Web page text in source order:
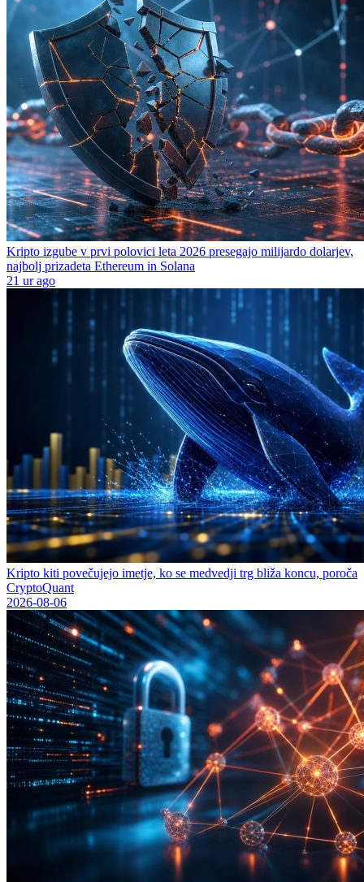
Kripto izgube v prvi polovici leta 2026 presegajo milijardo dolarjev,
najbolj prizadeta Ethereum in Solana
21 ur ago
Kripto kiti povečujejo imetje, ko se medvedji trg bliža koncu, poroča
CryptoQuant
2026-08-06